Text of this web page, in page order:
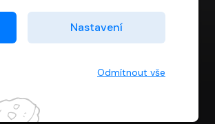
Nastavení
Odmítnout vše